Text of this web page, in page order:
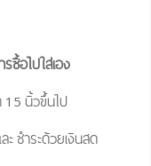
ซื้อไปใส่เอง
15 นิ้วขึ้นไป
ะ ชำระด้วยเงินสด